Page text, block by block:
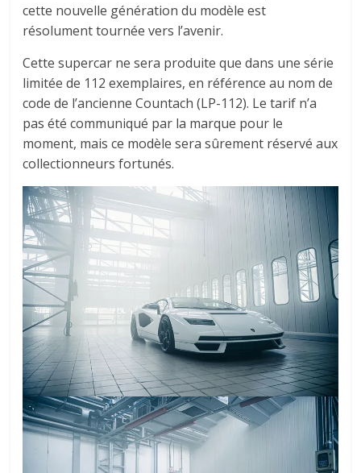
cette nouvelle génération du modèle est
résolument tournée vers l’avenir.
Cette supercar ne sera produite que dans une série
limitée de 112 exemplaires, en référence au nom de
code de l’ancienne Countach (LP-112). Le tarif n’a
pas été communiqué par la marque pour le
moment, mais ce modèle sera sûrement réservé aux
collectionneurs fortunés.